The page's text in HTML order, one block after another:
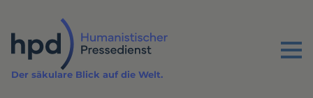
Inhalt
Menu
Der säkulare Blick auf die Welt.